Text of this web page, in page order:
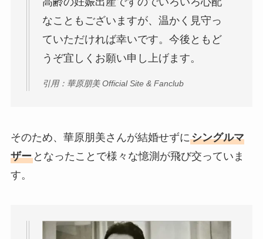
なこともございますが、温かく見守っ
ていただければ幸いです。今後ともど
うぞ宜しくお願い申し上げます。
引用：華原朋美 Official Site & Fanclub
そのため、華原朋美さんが結婚せずにシングルマ
ザーとなったことで様々な憶測が飛び交っていま
す。